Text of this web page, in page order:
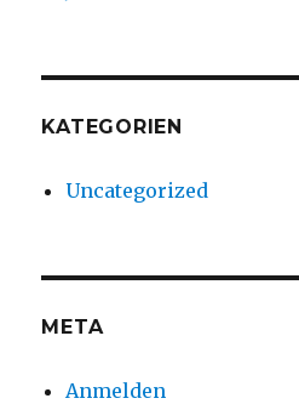
KATEGORIEN
Uncategorized
META
Anmelden